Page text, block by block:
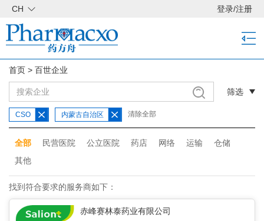
CH 登录/注册
首页 > 百世企业
筛选
CSO 内蒙古自治区 清除全部
全部 民营医院 公立医院 药店 网络 运输
仓储
其他
找到符合要求的服务商如下：
赤峰赛林泰药业有限公司